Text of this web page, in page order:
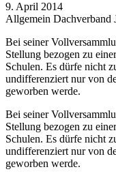
9. April 2014
Allgemein Dachverband
Bei seiner
Stellung bezogen zu
Schulen. Es dürfe nicht
undifferenziert nur von
geworben werde.
Bei seiner
Stellung bezogen zu
Schulen. Es dürfe nicht
undifferenziert nur von
geworben werde.